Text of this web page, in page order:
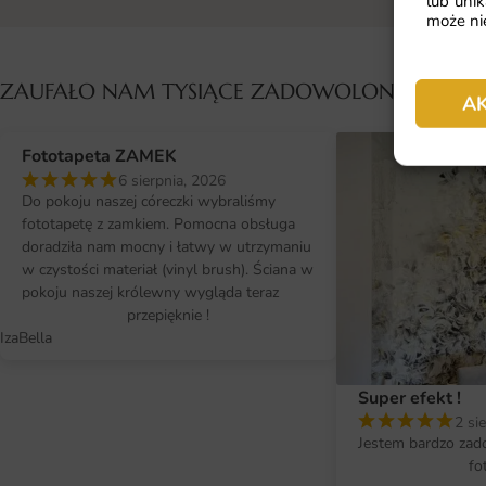
może
ZAUFAŁO NAM TYSIĄCE ZADOWOLONYCH
Fototapeta ZAMEK
6 sierpnia, 2026
Do pokoju naszej córeczki wybraliśmy
fototapetę z zamkiem. Pomocna obsługa
doradziła nam mocny i łatwy w utrzymaniu
w czystości materiał (vinyl brush). Ściana w
pokoju naszej królewny wygląda teraz
przepięknie !
IzaBella
Super efekt !
2
Jestem bardzo